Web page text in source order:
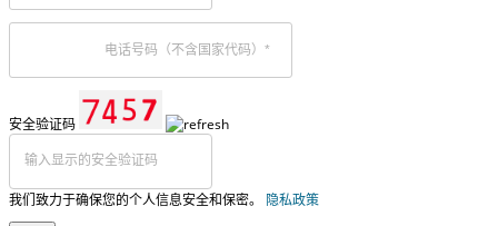
安全验证码
我们致力于确保您的个人信息安全和保密。 隐私政策